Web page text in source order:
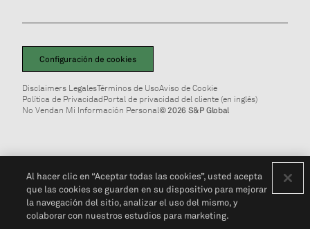
Configuración de cookies
Disclaimers LegalesTérminos de UsoAviso de Cookie
Política de PrivacidadPortal de privacidad del cliente (en inglés)
No Vendan Mi Información Personal© 2026 S&P Global
Al hacer clic en “Aceptar todas las cookies”, usted acepta
que las cookies se guarden en su dispositivo para mejorar
la navegación del sitio, analizar el uso del mismo, y
colaborar con nuestros estudios para marketing.